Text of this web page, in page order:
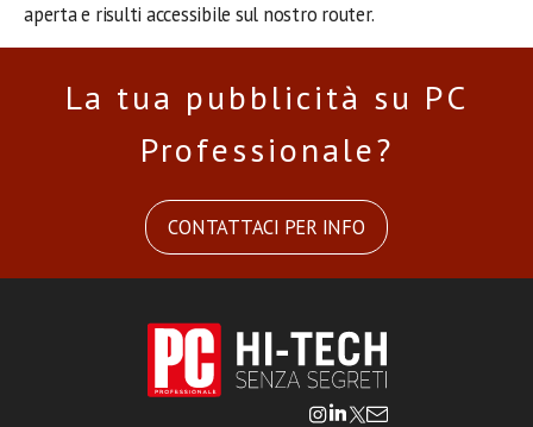
aperta e risulti accessibile sul nostro router.
La tua pubblicità su PC
Professionale?
CONTATTACI PER INFO